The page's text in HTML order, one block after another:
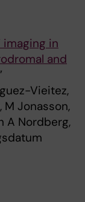
imaging in
and
Vieitez,
M Jonasson,
A Nordberg,